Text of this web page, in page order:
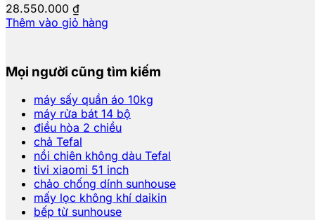
28.550.000 ₫
Thêm vào giỏ hàng
Mọi người cũng tìm kiếm
máy sấy quần áo 10kg
máy rửa bát 14 bộ
điều hòa 2 chiều
chả Tefal
nồi chiên không dàu Tefal
tivi xiaomi 51 inch
chảo chống dính sunhouse
mấy lọc không khí daikin
bếp từ sunhouse